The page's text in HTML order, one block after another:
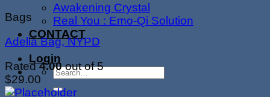
Awakening Crystal
Real You : Emo-Qi Solution
CONTACT
Login
Search
for:
Bags
Adelia Bag, NYPD
Rated4.00out of 5
$29.00